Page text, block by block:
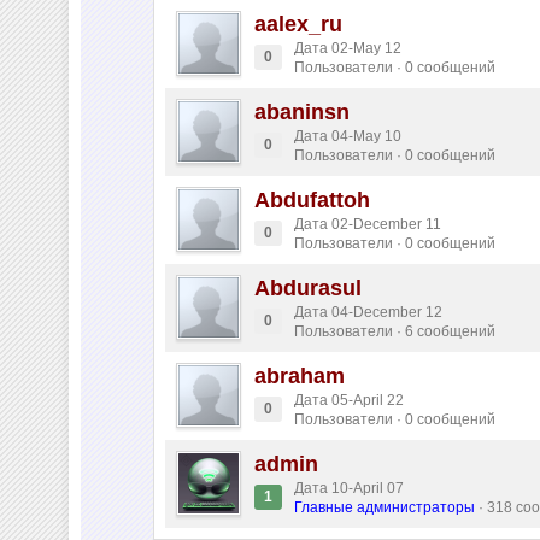
aalex_ru
0
Дата 02-May 12
Пользователи · 0 сообщений
abaninsn
0
Дата 04-May 10
Пользователи · 0 сообщений
Abdufattoh
0
Дата 02-December 11
Пользователи · 0 сообщений
Abdurasul
0
Дата 04-December 12
Пользователи · 6 сообщений
abraham
0
Дата 05-April 22
Пользователи · 0 сообщений
admin
1
Дата 10-April 07
Главные администраторы · 318